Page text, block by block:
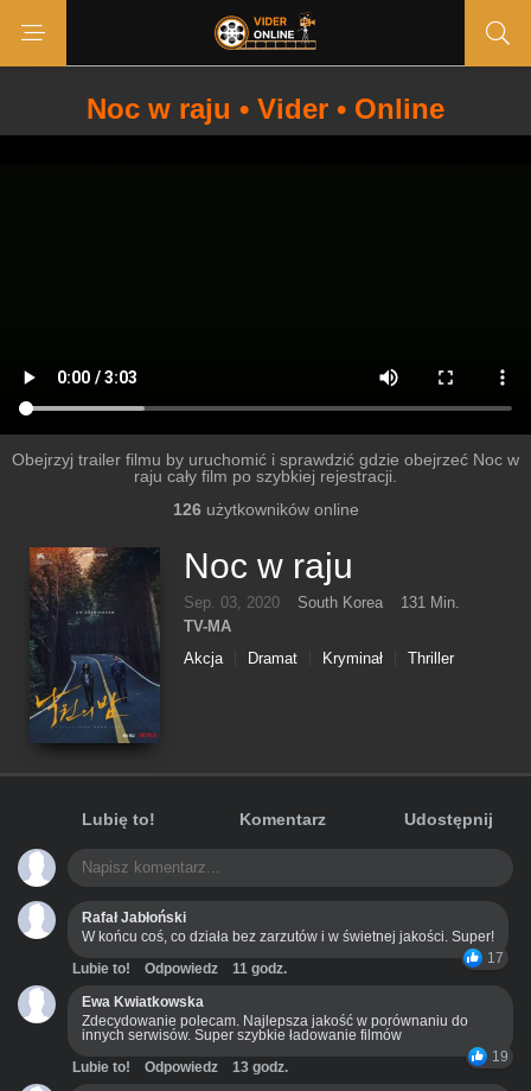
Noc w raju • Vider • Online
Obejrzyj trailer filmu by uruchomić i sprawdzić gdzie obejrzeć Noc w
raju cały film po szybkiej rejestracji.
126użytkowników online
Noc w raju
Sep. 03, 2020 South Korea
131 Min.
TV-MA
Akcja
Dramat Kryminał Thriller
Lubię to! Komentarz Udostępnij
Rafał Jabłoński
W końcu coś, co działa bez zarzutów i w świetnej jakości. Super!
17
Lubie to! Odpowiedz
11 godz.
Ewa Kwiatkowska
Zdecydowanie polecam. Najlepsza jakość w porównaniu do
innych serwisów. Super szybkie ładowanie filmów
19
Lubie to! Odpowiedz
13 godz.